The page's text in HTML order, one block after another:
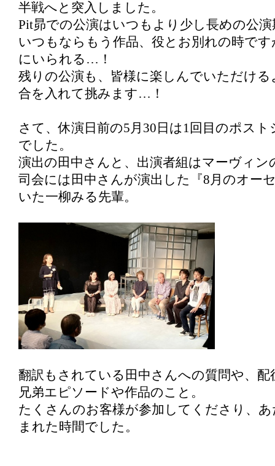
半戦へと突入しました。
Pit昴での公演はいつもより少し長めの公演
いつもならもう作品、役とお別れの時で
にいられる…！
残りの公演も、皆様に楽しんでいただける
合を入れて挑みます…！
さて、休演日前の5月30日は1回目のポス
でした。
演出の田中さんと、出演者組はマーヴィン
司会には田中さんが演出した『8月のオー
いた一柳みる先輩。
翻訳もされている田中さんへの質問や、配
兄弟エピソードや作品のこと。
たくさんのお客様が参加してくださり、
まれた時間でした。